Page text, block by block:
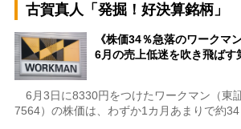
古賀真人「発掘！好決算銘柄」
《株価34％急落のワークマ
6月の売上低迷を吹き飛ば
6月3日に8330円をつけたワークマン（東
7564）の株価は、わずか1カ月あまりで約34